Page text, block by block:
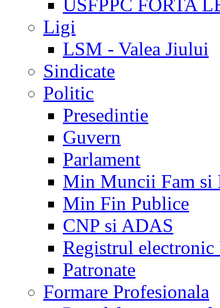
USFPPC FORTA
Ligi
LSM - Valea Jiului
Sindicate
Politic
Presedintie
Guvern
Parlament
Min Muncii Fam si
Min Fin Publice
CNP si ADAS
Registrul electronic
Patronate
Formare Profesionala